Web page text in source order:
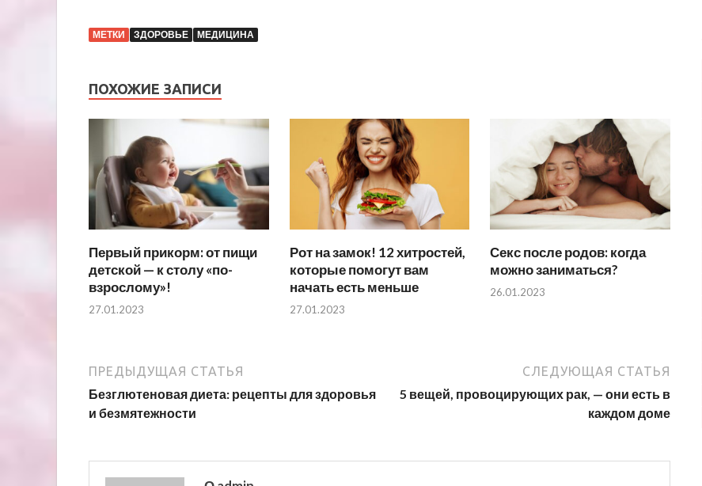
МЕТКИ ЗДОРОВЬЕ МЕДИЦИНА
ПОХОЖИЕ ЗАПИСИ
Первый прикорм: от пищи
детской — к столу «по-
взрослому»!
27.01.2023
Рот на замок! 12 хитростей,
которые помогут вам
начать есть меньше
27.01.2023
Секс после родов: когда
можно заниматься?
26.01.2023
ПРЕДЫДУЩАЯ СТАТЬЯ
Безглютеновая диета: рецепты для здоровья
и безмятежности
СЛЕДУЮЩАЯ СТАТЬЯ
5 вещей, провоцирующих рак, — они есть в
каждом доме